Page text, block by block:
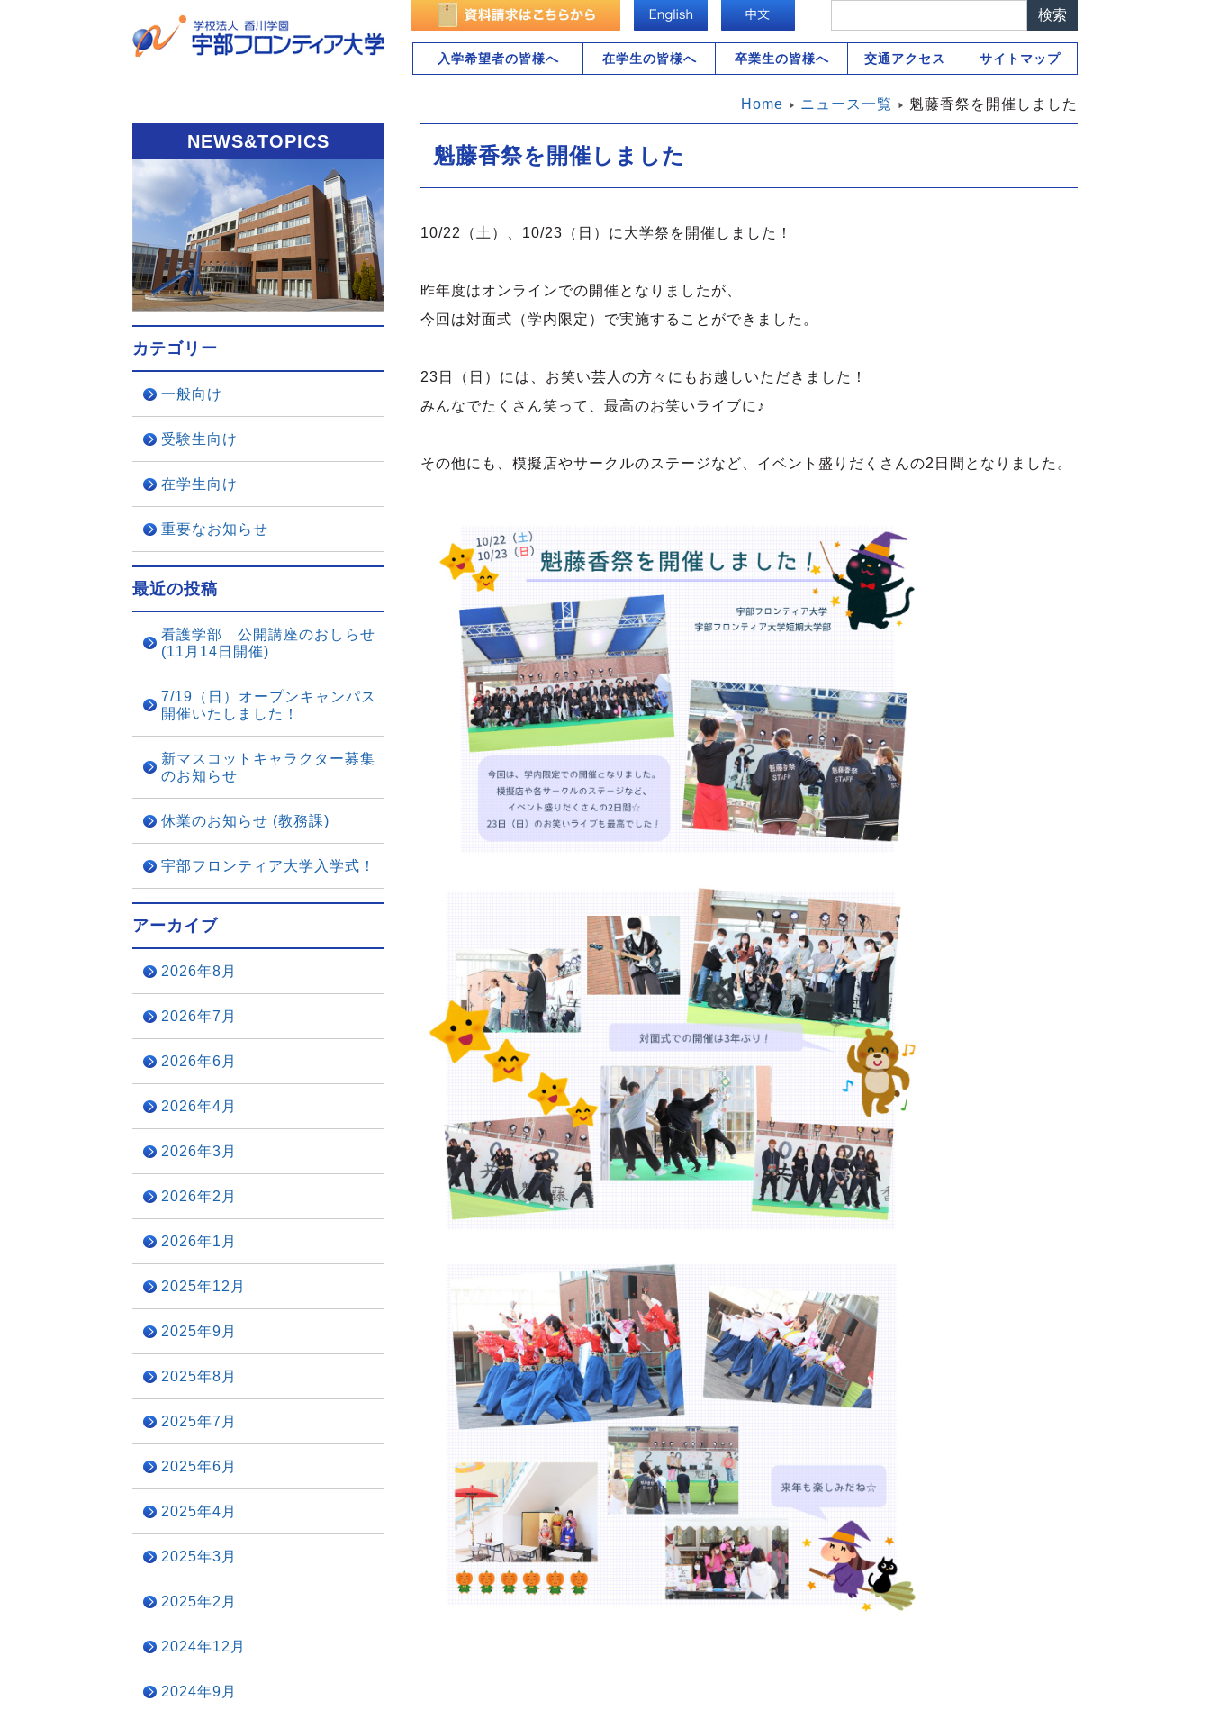
入学希望者の皆様へ 在学生の皆様へ 卒業生の皆様へ 交通アクセス サイトマップ
Home ニュース一覧 魁藤香祭を開催しました
魁藤香祭を開催しました
10/22（土）、10/23（日）に大学祭を開催しました！
昨年度はオンラインでの開催となりましたが、
今回は対面式（学内限定）で実施することができました。
23日（日）には、お笑い芸人の方々にもお越しいただきました！
みんなでたくさん笑って、最高のお笑いライブに♪
その他にも、模擬店やサークルのステージなど、イベント盛りだくさんの2日間となりました。
NEWS&TOPICS
カテゴリー
一般向け
受験生向け
在学生向け
重要なお知らせ
最近の投稿
看護学部 公開講座のおしらせ
(11月14日開催)
7/19（日）オープンキャンパス
開催いたしました！
新マスコットキャラクター募集
のお知らせ
休業のお知らせ (教務課)
宇部フロンティア大学入学式！
アーカイブ
2026年8月
2026年7月
2026年6月
2026年4月
2026年3月
2026年2月
2026年1月
2025年12月
2025年9月
2025年8月
2025年7月
2025年6月
2025年4月
2025年3月
2025年2月
2024年12月
2024年9月